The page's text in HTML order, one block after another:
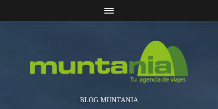
BLOG MUNTANIA